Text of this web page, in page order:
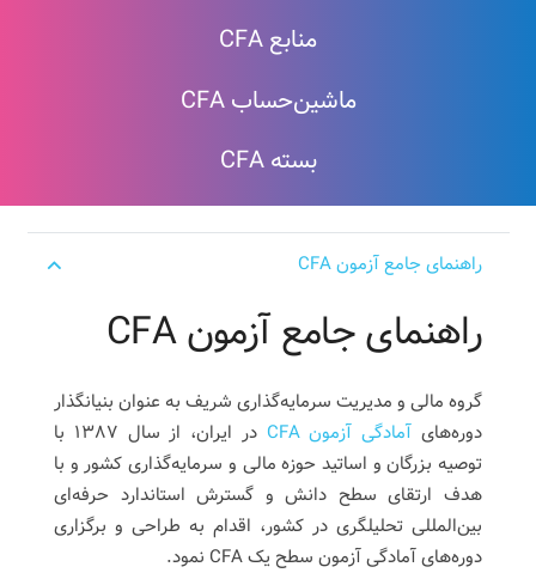
منابع CFA
ماشین‌حساب CFA
بسته CFA
راهنمای جامع آزمون CFA
راهنمای جامع آزمون CFA
گروه مالی و مدیریت سرمایه‌گذاری شریف به عنوان بنیانگذار
دوره‌های آمادگی آزمون CFA
در ایران، از سال ۱۳۸۷ با
توصیه بزرگان و اساتید حوزه مالی و سرمایه‌گذاری کشور و با
هدف ارتقای سطح دانش و گسترش استاندارد حرفه‌ای
بین‌المللی تحلیلگری در کشور، اقدام به طراحی و برگزاری
دوره‌های آمادگی آزمون سطح یک CFA نمود.